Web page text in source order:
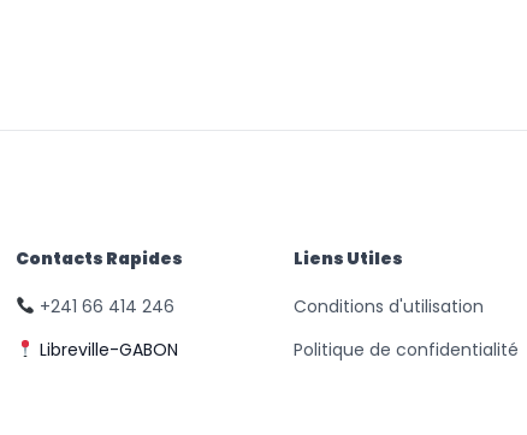
Contacts Rapides
+241 66 414 246
Libreville-GABON
Liens Utiles
Conditions d'utilisation
Politique de confidentialité